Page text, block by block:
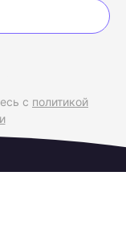
с политикой